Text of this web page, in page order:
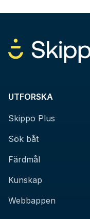
UTFORSKA
Skippo Plus
Sök båt
Färdmål
Kunskap
Webbappen